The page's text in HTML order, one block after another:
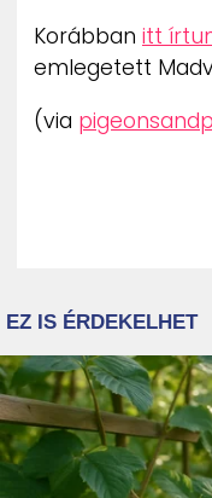
Korábban itt
emlegetett
(via